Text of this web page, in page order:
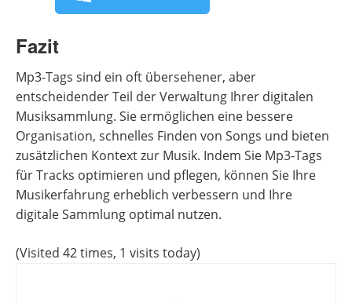
Fazit
Mp3-Tags sind ein oft übersehener, aber
entscheidender Teil der Verwaltung Ihrer digitalen
Musiksammlung. Sie ermöglichen eine bessere
Organisation, schnelles Finden von Songs und bieten
zusätzlichen Kontext zur Musik. Indem Sie Mp3-Tags
für Tracks optimieren und pflegen, können Sie Ihre
Musikerfahrung erheblich verbessern und Ihre
digitale Sammlung optimal nutzen.
(Visited 42 times, 1 visits today)